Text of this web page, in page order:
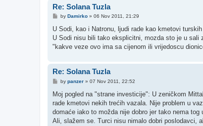
Re: Solana Tuzla
P
s
by Damirko» 06 Nov 2011, 21:29
U Sodi, kao i Natronu, ljudi rade kao kmetovi
U Sodi nisu bili tako eksplicitni, mozda sto je u sali
"kakve veze ovo ima sa cijenom ili vrijedoscu
Re: Solana Tuzla
P
s
by panzer» 07 Nov 2011, 22:52
Moj pogled na "strane investicije": U zeničkom
rade kmetovi nekih trećih vazala. Nije problem u
domaće iako to možda nije dobro jer tako nema tog
Ali, slažem se. Turci nisu nimalo dobri poslodavci,